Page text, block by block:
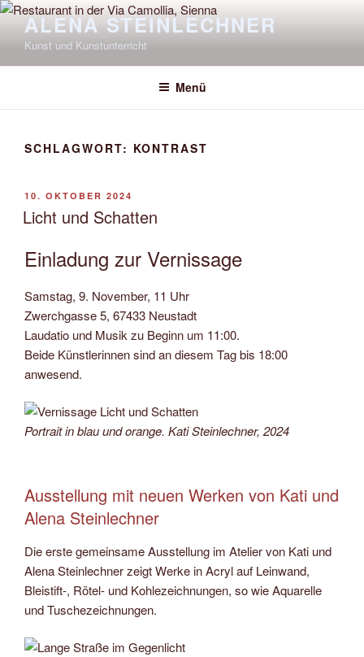
Zum
Inhalt
springen
ALENA STEINLECHNER
Kunst und Kunstunterricht
Menü
SCHLAGWORT: KONTRAST
VERÖFFENTLICHT
AM
10. OKTOBER 2024
Licht und Schatten
Einladung zur Vernissage
Samstag, 9. November, 11 Uhr
Zwerchgasse 5, 67433 Neustadt
Laudatio und Musik zu Beginn um 11:00.
Beide Künstlerinnen sind an diesem Tag bis 18:00
anwesend.
Portrait in blau und orange. Kati Steinlechner, 2024
Ausstellung mit neuen Werken von Kati und
Alena Steinlechner
Die erste gemeinsame Ausstellung im Atelier von Kati und
Alena Steinlechner zeigt Werke in Acryl auf Leinwand,
Bleistift-, Rötel- und Kohlezeichnungen, so wie Aquarelle
und Tuschezeichnungen.